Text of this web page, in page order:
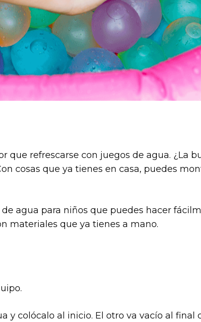
que refrescarse con juegos de agua. ¿La
cosas que ya tienes en casa, puedes
agua para niños que puedes hacer
materiales que ya tienes a mano.
y colócalo al inicio. El otro va vacío al final